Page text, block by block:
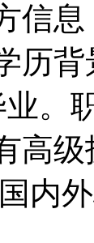
信
历
。
高
内